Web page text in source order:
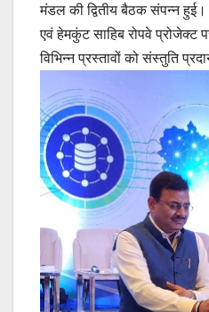
मंडल की द्वितीय बैठक संपन्न
एवं हेमकुंट साहिब रोपवे प्रोजेक्ट
विभिन्न प्रस्तावों को संस्तुति